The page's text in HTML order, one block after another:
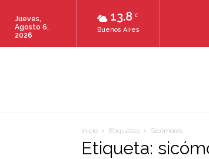
13.8 C
Buenos Aires
Jueves,
Agosto 6,
2026
Inicio Etiquetas Sicómoros
Etiqueta: